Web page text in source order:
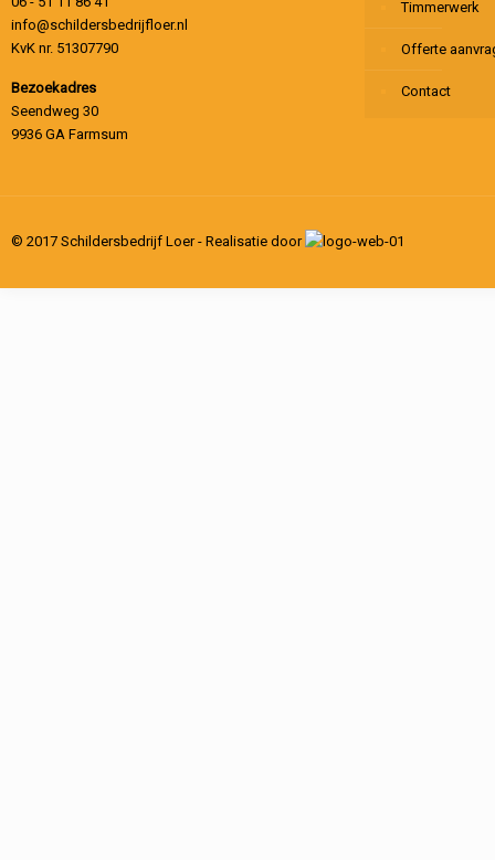
info@schildersbedrijfloer.nl
KvK nr. 51307790
Bezoekadres
Seendweg 30
9936 GA Farmsum
Timmerwerk
Offerte
Contact
© 2017 Schildersbedrijf Loer - Realisatie door